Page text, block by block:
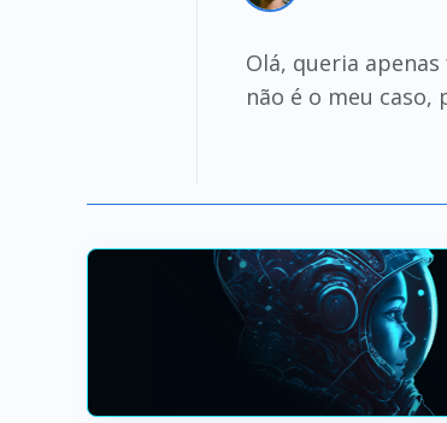
Olá, queria
não é o meu